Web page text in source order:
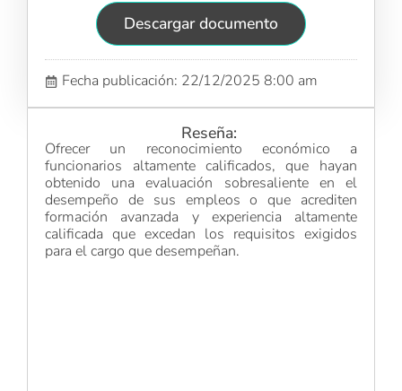
Descargar documento
Fecha publicación: 22/12/2025 8:00 am
Reseña:
Ofrecer un reconocimiento económico a
funcionarios altamente calificados, que hayan
obtenido una evaluación sobresaliente en el
desempeño de sus empleos o que acrediten
formación avanzada y experiencia altamente
calificada que excedan los requisitos exigidos
para el cargo que desempeñan.